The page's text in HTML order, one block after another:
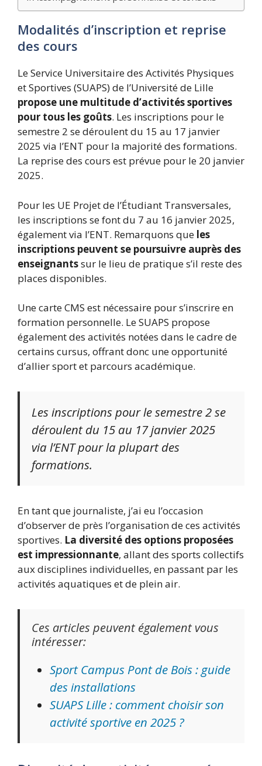
Modalités d’inscription et reprise
des cours
Le Service Universitaire des Activités Physiques
et Sportives (SUAPS) de l’Université de Lille
propose une multitude d’activités sportives
pour tous les goûts. Les inscriptions pour le
semestre 2 se déroulent du 15 au 17 janvier
2025 via l’ENT pour la majorité des formations.
La reprise des cours est prévue pour le 20 janvier
2025.
Pour les UE Projet de l’Étudiant Transversales,
les inscriptions se font du 7 au 16 janvier 2025,
également via l’ENT. Remarquons que les
inscriptions peuvent se poursuivre auprès des
enseignantssur le lieu de pratique s’il reste des
places disponibles.
Une carte CMS est nécessaire pour s’inscrire en
formation personnelle. Le SUAPS propose
également des activités notées dans le cadre de
certains cursus, offrant donc une opportunité
d’allier sport et parcours académique.
Les inscriptions pour le semestre 2 se
déroulent du 15 au 17 janvier 2025
via l’ENT pour la plupart des
formations.
En tant que journaliste, j’ai eu l’occasion
d’observer de près l’organisation de ces activités
sportives. La diversité des options proposées
est impressionnante, allant des sports collectifs
aux disciplines individuelles, en passant par les
activités aquatiques et de plein air.
Ces articles peuvent également vous
intéresser:
Sport Campus Pont de Bois : guide
des installations
SUAPS Lille : comment choisir son
activité sportive en 2025 ?